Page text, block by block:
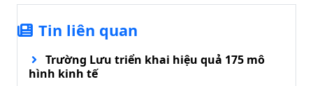
Tin liên quan
Trường Lưu triển khai hiệu quả 175 mô
hình kinh tế